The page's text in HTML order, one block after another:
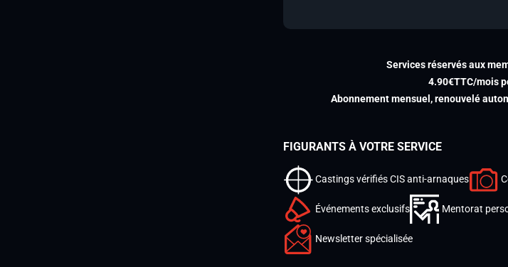
Services réservés aux
4.90€TTC/mois
Abonnement mensuel, renouvelé
FIGURANTS À VOTRE SERVICE
Castings vérifiés CIS anti-arnaques
Événements exclusifs Mentorat
Newsletter spécialisée